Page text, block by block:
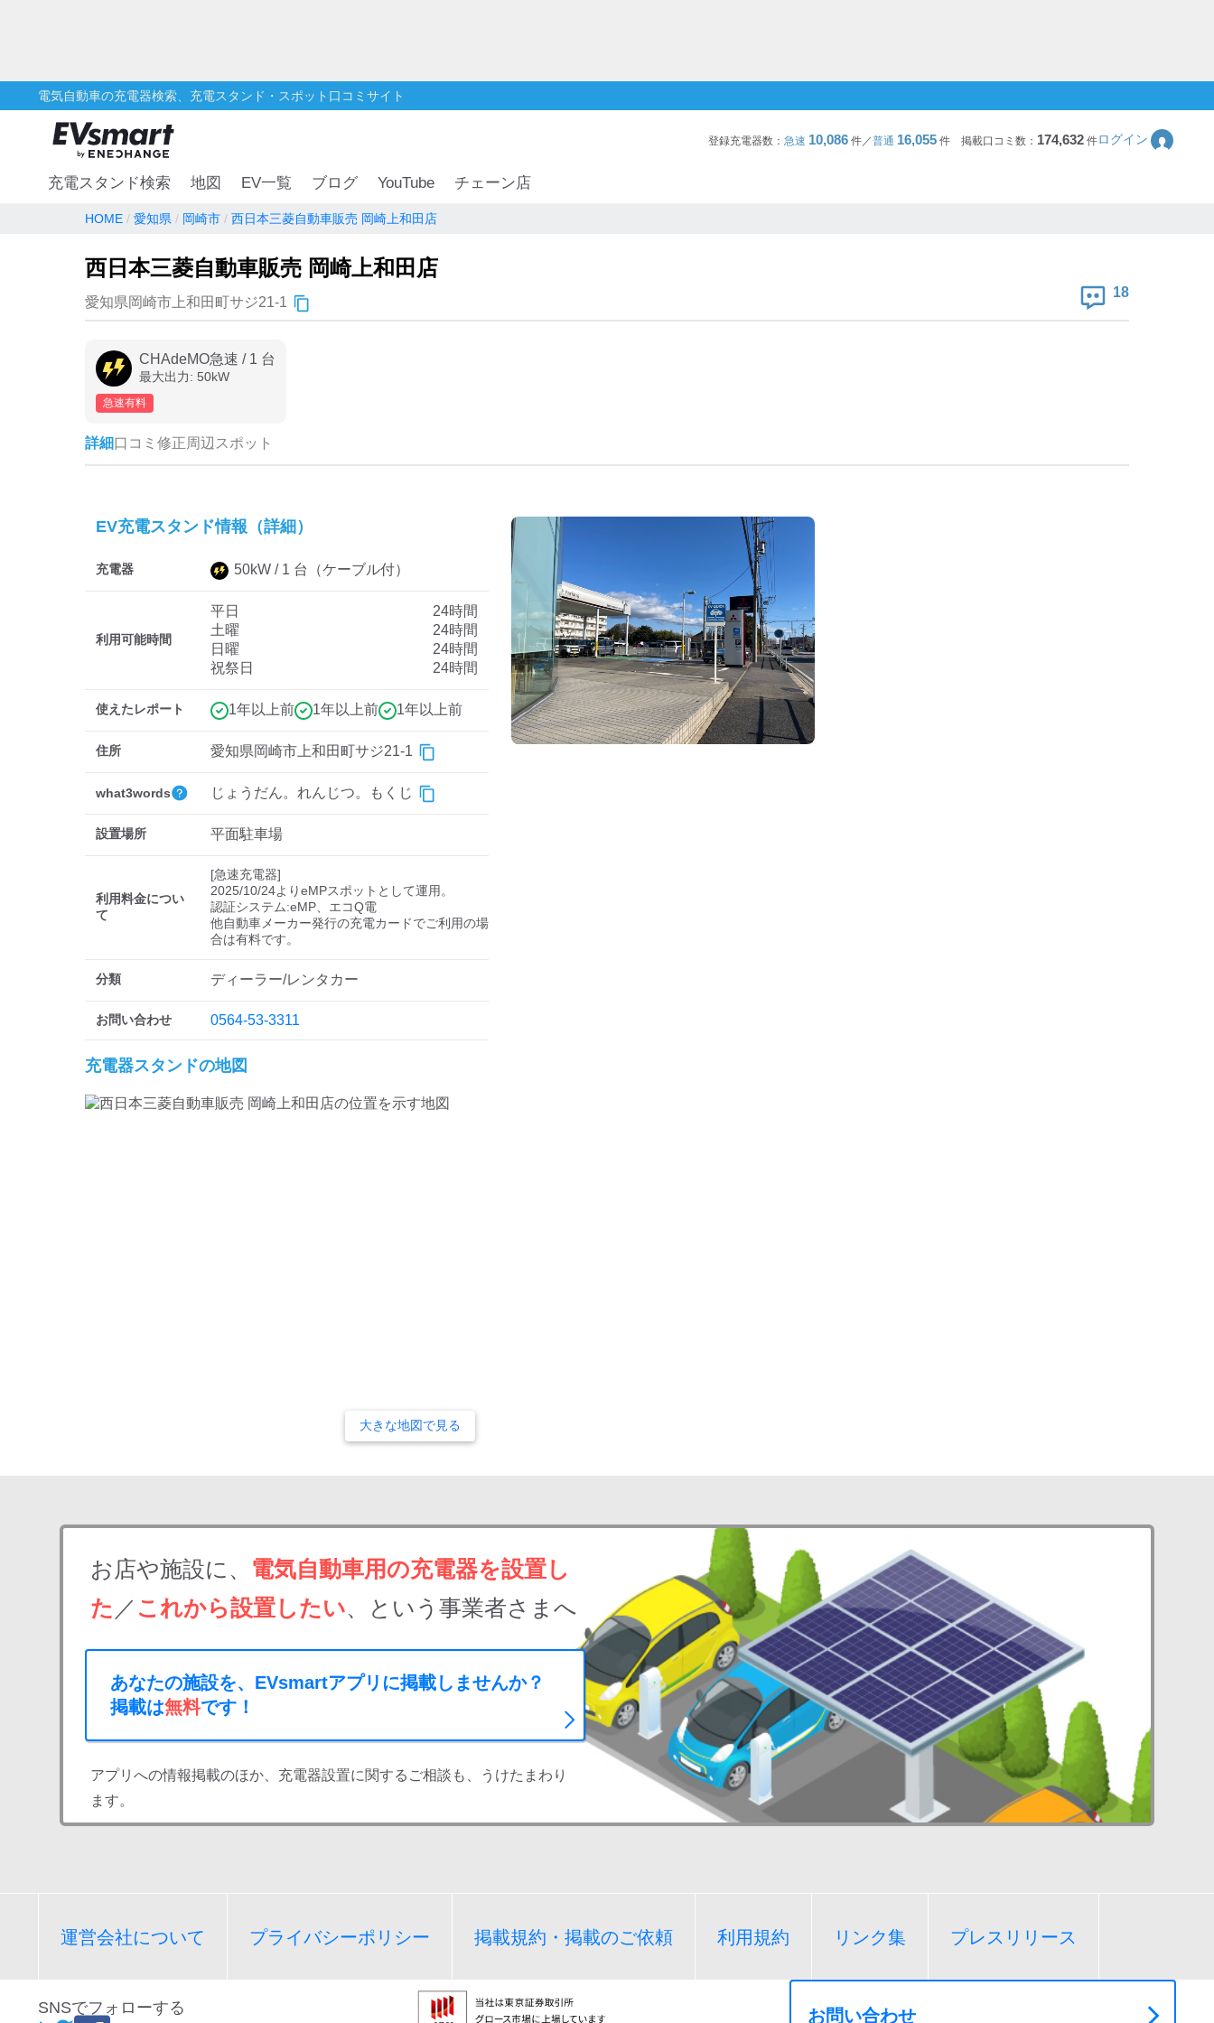
電気自動車の充電器検索、充電スタンド・スポット口コミサイト
登録充電器数： 急速 10,086 件／普通 16,055 件 掲載口コミ数： 174,632件ログイン
充電スタンド検索 地図 EV一覧 ブログ YouTube チェーン店
HOME 愛知県 岡崎市 西日本三菱自動車販売 岡崎上和田店
西日本三菱自動車販売 岡崎上和田店
愛知県岡崎市上和田町サジ21-1
18
CHAdeMO急速 / 1 台
最大出力: 50kW
急速有料
詳細口コミ 修正周辺スポット
EV充電スタンド情報（詳細）
充電器 50kW / 1 台 （ケーブル付）
利用可能時間
平日
24時間
土曜
24時間
日曜
24時間
祝祭日
24時間
使えたレポート 1年以上前 1年以上前 1年以上前
住所 愛知県岡崎市上和田町サジ21-1
what3words じょうだん。れんじつ。もくじ
設置場所 平面駐車場
利用料金につい
て
[急速充電器]
2025/10/24よりeMPスポットとして運用。
認証システム:eMP、エコQ電
他自動車メーカー発行の充電カードでご利用の場
分類 ディーラー/レンタカー
お問い合わせ 0564-53-3311
充電器スタンドの地図
大きな地図で見る
お店や施設に、 電気自動車用の充電器を設置し
た ／ これから設置したい、という事業者さまへ
あなたの施設を、EVsmartアプリに掲載しませんか？
掲載は無料です！
アプリへの情報掲載のほか、充電器設置に関するご相談も、うけたまわり
ます。
運営会社について プライバシーポリシー 掲載規約・掲載のご依頼 利用規約 リンク集 プレスリリース
SNSでフォローする お問い合わせ